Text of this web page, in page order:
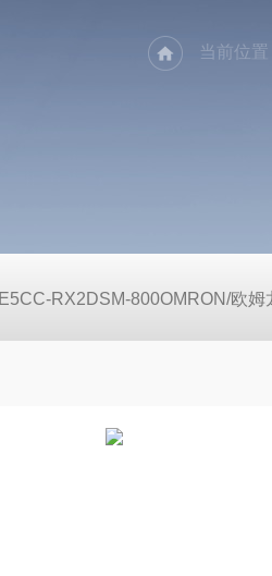
当前位
E5CC-RX2DSM-800OMRON/欧